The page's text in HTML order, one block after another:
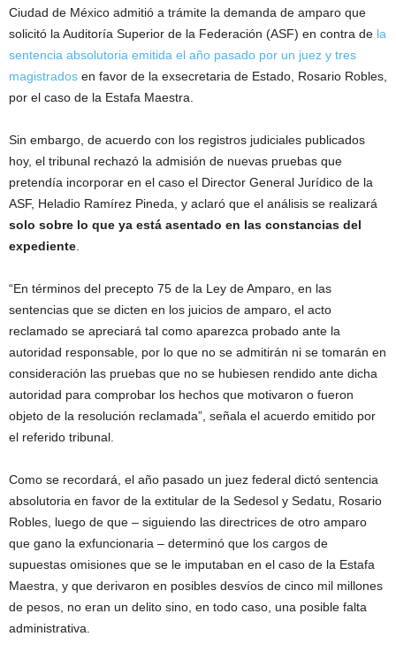
Ciudad de México admitió a trámite la demanda de amparo que
solicitó la Auditoría Superior de la Federación (ASF) en contra de la
sentencia absolutoria emitida el año pasado por un juez y tres
magistrados en favor de la exsecretaria de Estado, Rosario Robles,
por el caso de la Estafa Maestra.
Sin embargo, de acuerdo con los registros judiciales publicados
hoy, el tribunal rechazó la admisión de nuevas pruebas que
pretendía incorporar en el caso el Director General Jurídico de la
ASF, Heladio Ramírez Pineda, y aclaró que el análisis se realizará
solo sobre lo que ya está asentado en las constancias del
expediente
“En términos del precepto 75 de la Ley de Amparo, en las
sentencias que se dicten en los juicios de amparo, el acto
reclamado se apreciará tal como aparezca probado ante la
autoridad responsable, por lo que no se admitirán ni se tomarán en
consideración las pruebas que no se hubiesen rendido ante dicha
autoridad para comprobar los hechos que motivaron o fueron
objeto de la resolución reclamada”, señala el acuerdo emitido por
el referido tribunal.
Como se recordará, el año pasado un juez federal dictó sentencia
absolutoria en favor de la extitular de la Sedesol y Sedatu, Rosario
Robles, luego de que – siguiendo las directrices de otro amparo
que gano la exfuncionaria – determinó que los cargos de
supuestas omisiones que se le imputaban en el caso de la Estafa
Maestra, y que derivaron en posibles desvíos de cinco mil millones
de pesos, no eran un delito sino, en todo caso, una posible falta
administrativa.